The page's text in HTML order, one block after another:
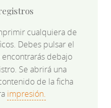
cualquiera de
Debes pulsar el
encontrarás debajo
Se abrirá una
de la ficha
impresión.